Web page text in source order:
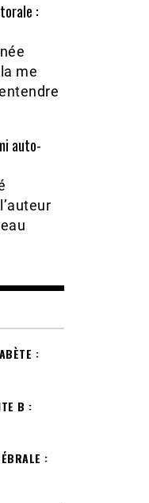
:
me
auto-
:
B :
: